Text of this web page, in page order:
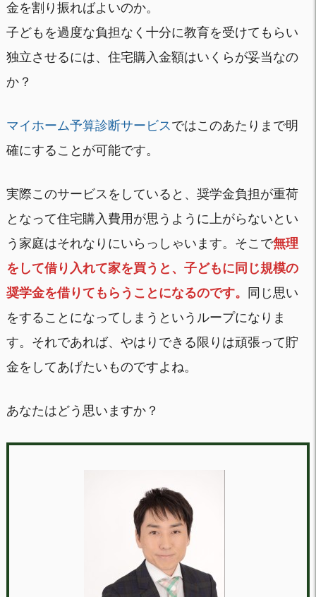
金を割り振ればよいのか。
子どもを過度な負担なく十分に教育を受けてもらい
独立させるには、住宅購入金額はいくらが妥当なの
か？
マイホーム予算診断サービスではこのあたりまで明
確にすることが可能です。
実際このサービスをしていると、奨学金負担が重荷
となって住宅購入費用が思うように上がらないとい
う家庭はそれなりにいらっしゃいます。そこで無理
をして借り入れて家を買うと、子どもに同じ規模の
奨学金を借りてもらうことになるのです。
同じ思い
をすることになってしまうというループになりま
す。それであれば、やはりできる限りは頑張って貯
金をしてあげたいものですよね。
あなたはどう思いますか？